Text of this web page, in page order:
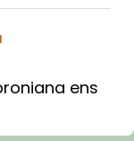
ens